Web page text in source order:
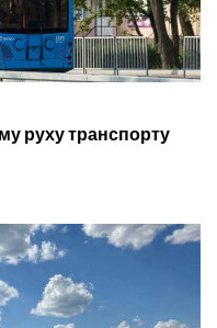
руху транспорту